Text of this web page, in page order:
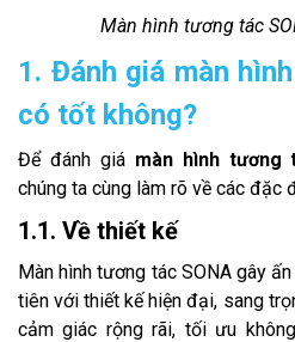
Màn hình tương tác
1. Đánh giá màn
có tốt không?
Để đánh giámàn hình tương
chúng ta cùng làm rõ về các đặc
1.1. Về thiết kế
Màn hình tương tác SONA gây
tiên với thiết kế hiện đại, sang
cảm giác rộng rãi, tối ưu